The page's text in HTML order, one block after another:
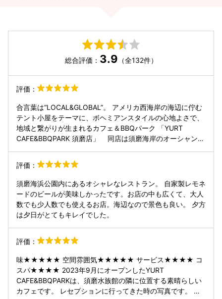
総合評価： 3.9 （全132件）
評価：
合言葉は“LOCAL&GLOBAL”。⁣ アメリカ西海岸の海辺に佇む
テント小屋をテーマに、ボヘミアンスタイルの心地よさで、
地域と繋がりが生まれるカフェ＆BBQパーク⁣ 「YURT
CAFE&BBQPARK 須磨店」⁣ ⁣ ⁣ ⁣ 同店は須磨海岸のオーシャンビ
大型BBQパークで、ゲストが自由にお好きな食材をお持ち込
みし、カジュアルにBBQを楽しむまたは、手ぶらで各プラン
の厳選した素材で上質なBBQを楽しめ、雰囲気の異なる各セ
クションでいつでも本格BBQが楽しめます。⁣ ⁣ ⁣ プランは国産
牛サーロインステーキやスペアリブがついたボリューム満点
の手ぶらBBQプランやフリードリンクなど、ご家族や友人な
リルとフリードリンクをゆったり満喫でき、今回は⁣ 「スタン
ンダード BBQプランお一人様1セット⁣ 【牛】サーロインステ
ーキ⁣ 【豚】スペアリブ⁣ 【鶏】鶏ももマリネ⁣ 骨付きウィンナ
ー⁣ コーン他野菜3種⁣ ポップコーン⁣ バゲット⁣ ⁣ ⁣ ◎アルコール
含むフリードリンク付き⁣ （150分制）⁣ ⁣ ⁣目の前に広がる須磨
評価：
須磨海浜公園内にあるオシャレなレストラン。 自家製レモネ
ードのビールが美味しかったです。お店の中も広くて、大人
数でも少人数でも使えるお店。海辺なので景色も良い。 夕方
は夕日がとてもキレイでした。
評価：
味★★★★★ 空間雰囲気★★★★★ サービス★★★★ コ
スパ★★★★ 2023年9月にオープンしたYURT
CAFE&BBQPARKは、須磨水族館の隣に位置する素晴らしい
カフェです。 レセプションに行ってきた時の写真です。 こ